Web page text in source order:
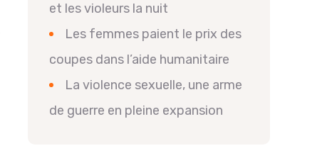
et les violeurs la nuit
Les femmes paient le prix des
coupes dans l’aide humanitaire
La violence sexuelle, une arme
de guerre en pleine expansion